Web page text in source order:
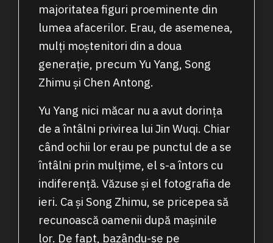
majoritatea figuri proeminente din
lumea afacerilor. Erau, de asemenea,
mulți moștenitori din a doua
generație, precum Yu Yang, Song
Zhimu și Chen Antong.
Yu Yang nici măcar nu a avut dorința
de a întâlni privirea lui Jin Wuqi. Chiar
când ochii lor erau pe punctul de a se
întâlni prin mulțime, el s-a întors cu
indiferență. Văzuse și el fotografia de
ieri. Ca și Song Zhimu, se pricepea să
recunoască oamenii după mașinile
lor. De fapt, bazându-se pe